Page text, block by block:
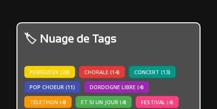
Nuage de Tags
PERIGUEUX (20) CHORALE (14) CONCERT (13)
POP CHOEUR (11) DORDOGNE LIBRE (4)
TELETHON (4) ET SI UN JOUR (4) FESTIVAL (4)